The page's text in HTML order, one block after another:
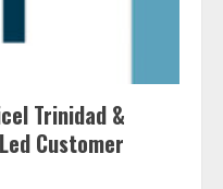
Trinidad &
Customer